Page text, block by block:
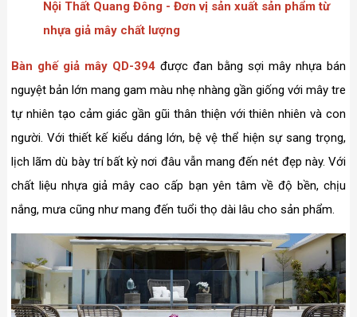
Nội Thất Quang Đông - Đơn vị sản xuất sản phẩm từ
nhựa giả mây chất lượng
Bàn ghế giả mây QD-394được đan bằng sợi mây nhựa bán
nguyệt bản lớn mang gam màu nhẹ nhàng gần giống với mây tre
tự nhiên tạo cảm giác gần gũi thân thiện với thiên nhiên và con
người. Với thiết kế kiểu dáng lớn, bệ vệ thể hiện sự sang trọng,
lịch lãm dù bày trí bất kỳ nơi đâu vẫn mang đến nét đẹp này. Với
chất liệu nhựa giả mây cao cấp bạn yên tâm về độ bền, chịu
nắng, mưa cũng như mang đến tuổi thọ dài lâu cho sản phẩm.